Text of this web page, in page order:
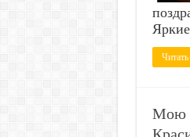
Мою